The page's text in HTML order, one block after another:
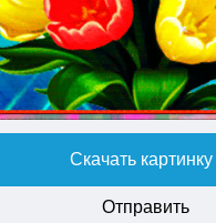
Скачать картинку
Отправить